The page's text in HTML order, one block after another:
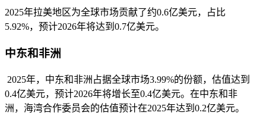
2025年拉美地区为全球市场贡献了约0.6亿美元，占比
5.92%，预计2026年将达到0.7亿美元。
中东和非洲
2025年，中东和非洲占据全球市场3.99%的份额，估值达到
0.4亿美元，预计2026年将增长至0.4亿美元。在中东和非
洲，海湾合作委员会的估值预计在2025年达到0.2亿美元。